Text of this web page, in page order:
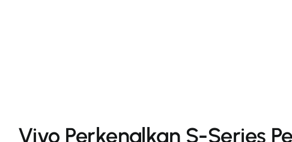
Vivo Perkenalkan S-Series